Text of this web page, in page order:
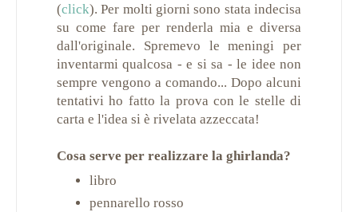
(click). Per molti giorni sono stata indecisa
su come fare per renderla mia e diversa
dall'originale. Spremevo le meningi per
inventarmi qualcosa - e si sa - le idee non
sempre vengono a comando... Dopo alcuni
tentativi ho fatto la prova con le stelle di
carta e l'idea si è rivelata azzeccata!
Cosa serve per realizzare la ghirlanda?
libro
pennarello rosso